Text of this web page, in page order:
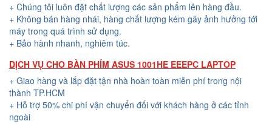
+ Chúng tôi luôn đặt chất lượng các sản phẩm lên hàng đầu.
+ Không bán hàng nhái, hàng chất lượng kém gây ảnh hưởng tới
máy trong quá trình sử dụng.
+ Bảo hành nhanh, nghiêm túc.
DỊCH VỤ CHO BÀN PHÍM ASUS 1001HE EEEPC LAPTOP
+ Giao hàng và lắp đặt tận nhà hoàn toàn miễn phí trong nội
thành TP.HCM
+ Hỗ trợ 50% chi phí vận chuyển đối với khách hàng ở các tỉnh
ngoài